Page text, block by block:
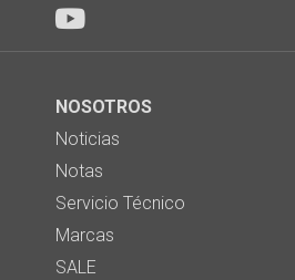
NOSOTROS
Noticias
Notas
Servicio Técnico
Marcas
SALE